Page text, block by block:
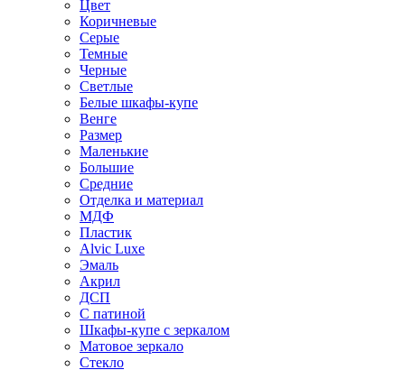
Цвет
Коричневые
Серые
Темные
Черные
Светлые
Белые шкафы-купе
Венге
Размер
Маленькие
Большие
Средние
Отделка и материал
МДФ
Пластик
Alvic Luxe
Эмаль
Акрил
ДСП
С патиной
Шкафы-купе с зеркалом
Матовое зеркало
Стекло